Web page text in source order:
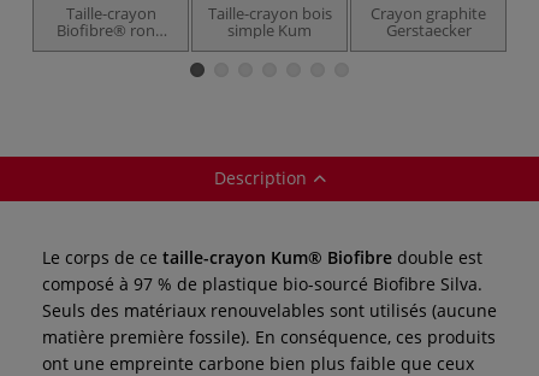
Taille-crayon
Biofibre® rond
208 Kum
Taille-crayon bois
simple Kum
Crayon graphite
Gerstaecker
Description
Le corps de ce taille-crayon Kum® Biofibre double est
composé à 97 % de plastique bio-sourcé Biofibre Silva.
Seuls des matériaux renouvelables sont utilisés (aucune
matière première fossile). En conséquence, ces produits
ont une empreinte carbone bien plus faible que ceux